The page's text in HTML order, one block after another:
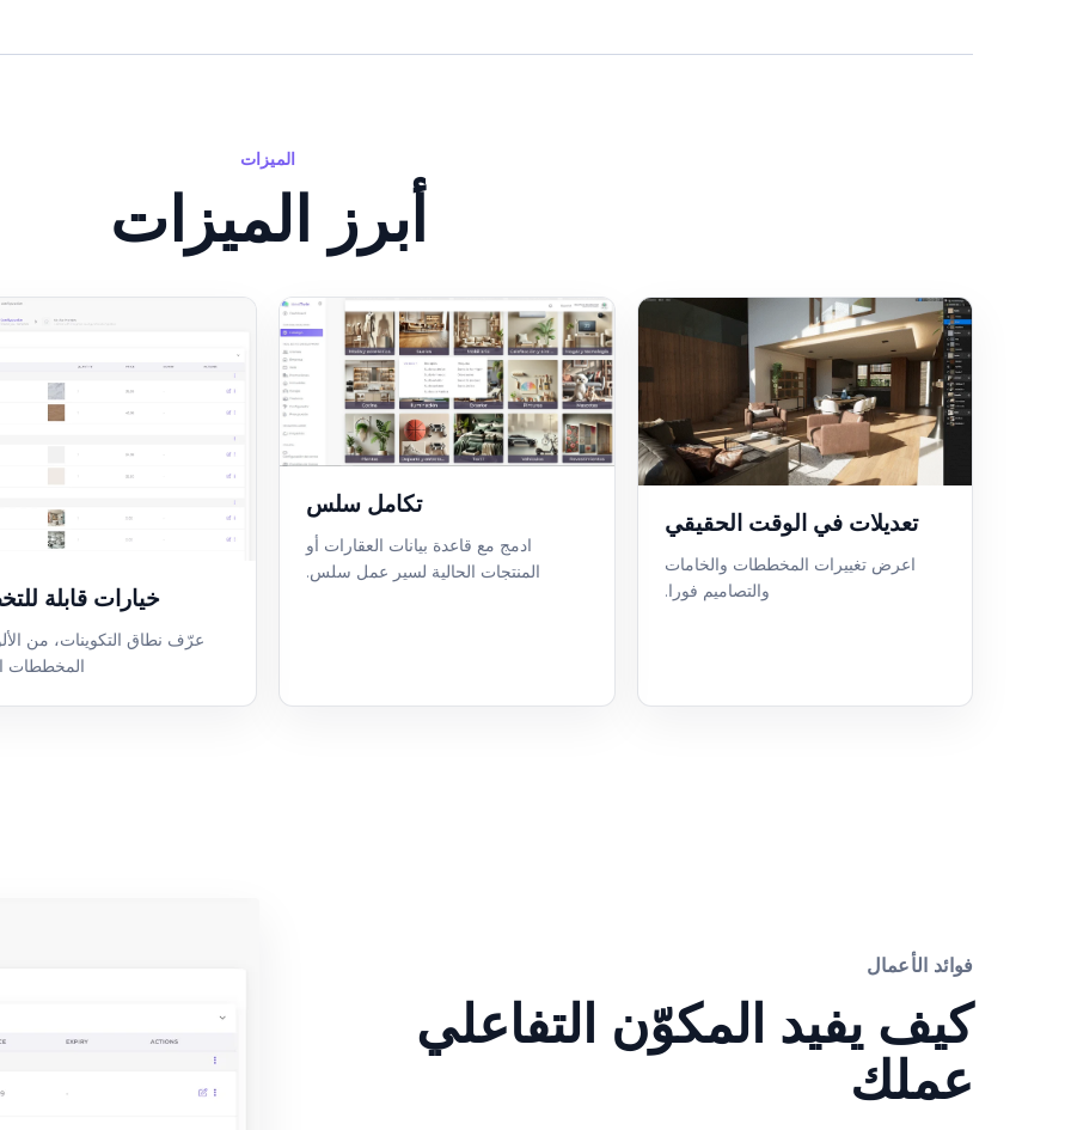
الميزات
أبرز الميزات
تعديلات في الوقت الحقيقي
اعرض تغييرات المخططات والخامات
والتصاميم فورا.
تكامل سلس
ادمج مع قاعدة بيانات العقارات أو
المنتجات الحالية لسير عمل سلس.
خيارات قابلة
عرّف نطاق التكوينات، من
المخططات
فوائد الأعمال
كيف يفيد المكوّن التفاعلي
عملك